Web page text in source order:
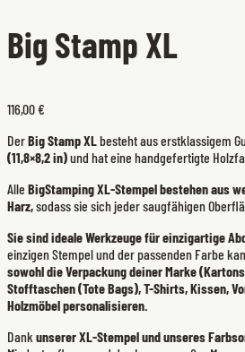
Big Stamp XL
116,00 €
DerBig Stamp XLbesteht aus erstklassigem
(11,8×8,2 in)und hat eine handgefertigte
Alle BigStamping XL-Stempel bestehen aus
Harz,sodass sie sich jeder saugfähigen
Sie sind ideale Werkzeuge für einzigartige
einzigen Stempel und der passenden Farbe
sowohl die Verpackung deiner Marke
Stofftaschen (Tote Bags), T-Shirts, Kissen,
Holzmöbel personalisieren.
Dank unserer XL-Stempel und unseres